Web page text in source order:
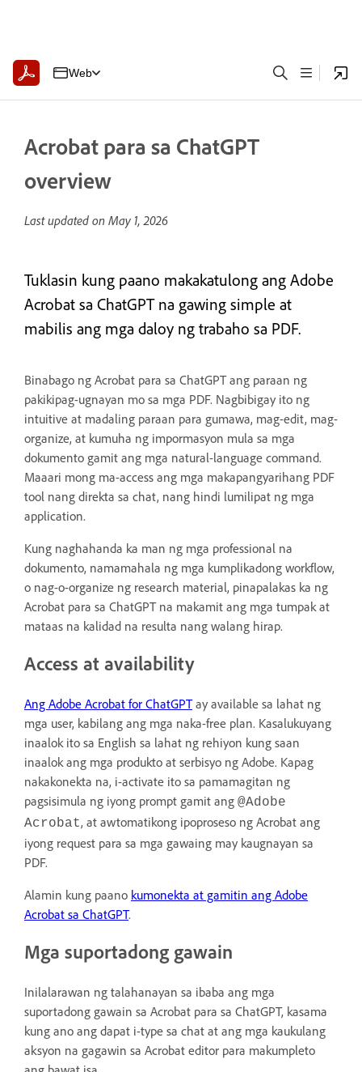
Web
Acrobat para sa ChatGPT
overview
Last updated on May 1, 2026
Tuklasin kung paano makakatulong ang Adobe
Acrobat sa ChatGPT na gawing simple at
mabilis ang mga daloy ng trabaho sa PDF.
Binabago ng Acrobat para sa ChatGPT ang paraan ng
pakikipag-ugnayan mo sa mga PDF. Nagbibigay ito ng
intuitive at madaling paraan para gumawa, mag-edit, mag-
organize, at kumuha ng impormasyon mula sa mga
dokumento gamit ang mga natural-language command.
Maaari mong ma-access ang mga makapangyarihang PDF
tool nang direkta sa chat, nang hindi lumilipat ng mga
application.
Kung naghahanda ka man ng mga professional na
dokumento, namamahala ng mga kumplikadong workflow,
o nag-o-organize ng research material, pinapalakas ka ng
Acrobat para sa ChatGPT na makamit ang mga tumpak at
mataas na kalidad na resulta nang walang hirap.
Access at availability
Ang Adobe Acrobat for ChatGPTay available sa lahat ng
mga user, kabilang ang mga naka-free plan. Kasalukuyang
inaalok ito sa English sa lahat ng rehiyon kung saan
inaalok ang mga produkto at serbisyo ng Adobe. Kapag
nakakonekta na, i-activate ito sa pamamagitan ng
pagsisimula ng iyong prompt gamit ang @Adobe
Acrobat, at awtomatikong ipoproseso ng Acrobat ang
iyong request para sa mga gawaing may kaugnayan sa
PDF.
Alamin kung paano kumonekta at gamitin ang Adobe
Acrobat sa ChatGPT.
Mga suportadong gawain
Inilalarawan ng talahanayan sa ibaba ang mga
suportadong gawain sa Acrobat para sa ChatGPT, kasama
kung ano ang dapat i-type sa chat at ang mga kaukulang
aksyon na gagawin sa Acrobat editor para makumpleto